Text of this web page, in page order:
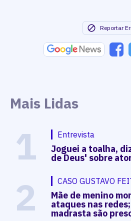
Reportar
Mais Lidas
1 Entrevista
Joguei a toalha,
de Deus' sobre
2 CASO GUSTAVO
Mãe de menino
ataques nas
madrasta são